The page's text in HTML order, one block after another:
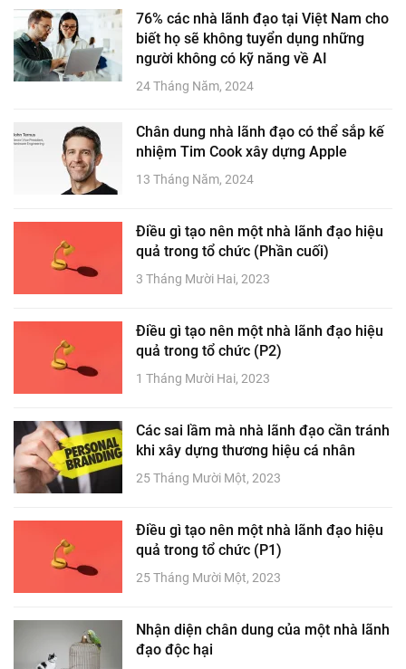
76% các nhà lãnh đạo tại Việt Nam cho
biết họ sẽ không tuyển dụng những
người không có kỹ năng về AI
24 Tháng Năm, 2024
Chân dung nhà lãnh đạo có thể sắp kế
nhiệm Tim Cook xây dựng Apple
13 Tháng Năm, 2024
Điều gì tạo nên một nhà lãnh đạo hiệu
quả trong tổ chức (Phần cuối)
3 Tháng Mười Hai, 2023
Điều gì tạo nên một nhà lãnh đạo hiệu
quả trong tổ chức (P2)
1 Tháng Mười Hai, 2023
Các sai lầm mà nhà lãnh đạo cần tránh
khi xây dựng thương hiệu cá nhân
25 Tháng Mười Một, 2023
Điều gì tạo nên một nhà lãnh đạo hiệu
quả trong tổ chức (P1)
25 Tháng Mười Một, 2023
Nhận diện chân dung của một nhà lãnh
đạo độc hại